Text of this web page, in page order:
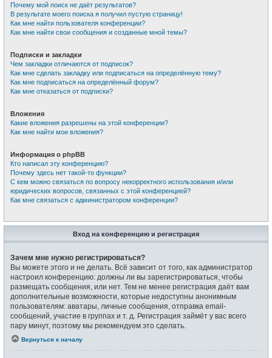
Почему мой поиск не даёт результатов?
В результате моего поиска я получил пустую страницу!
Как мне найти пользователя конференции?
Как мне найти свои сообщения и созданные мной темы?
Подписки и закладки
Чем закладки отличаются от подписок?
Как мне сделать закладку или подписаться на определённую тему?
Как мне подписаться на определённый форум?
Как мне отказаться от подписки?
Вложения
Какие вложения разрешены на этой конференции?
Как мне найти мои вложения?
Информация о phpBB
Кто написал эту конференцию?
Почему здесь нет такой-то функции?
С кем можно связаться по вопросу некорректного использования и/или
юридических вопросов, связанных с этой конференцией?
Как мне связаться с администратором конференции?
Вход на конференцию и регистрация
Зачем мне нужно регистрироваться?
Вы можете этого и не делать. Всё зависит от того, как администратор
настроил конференцию: должны ли вы зарегистрироваться, чтобы
размещать сообщения, или нет. Тем не менее регистрация даёт вам
дополнительные возможности, которые недоступны анонимным
пользователям: аватары, личные сообщения, отправка email-
сообщений, участие в группах и т. д. Регистрация займёт у вас всего
пару минут, поэтому мы рекомендуем это сделать.
Вернуться к началу